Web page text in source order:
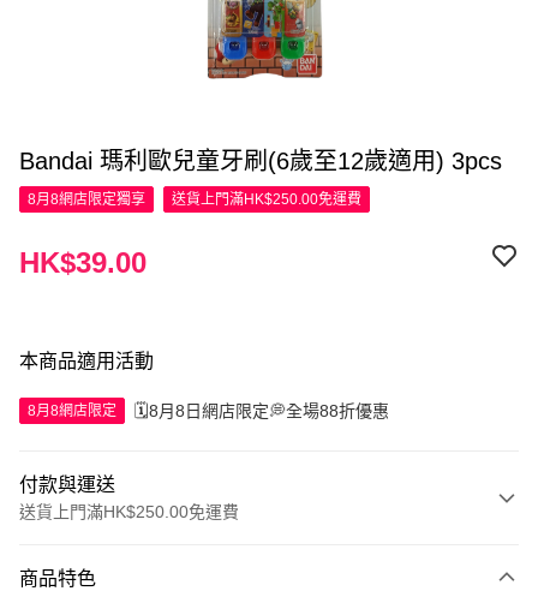
Bandai 瑪利歐兒童牙刷(6歲至12歲適用) 3pcs
8月8網店限定獨享 送貨上門滿HK$250.00免運費
HK$39.00
本商品適用活動
8月8網店限定 🗓️8月8日網店限定💭全場88折優惠
付款與運送
送貨上門滿HK$250.00免運費
信用卡
商品特色